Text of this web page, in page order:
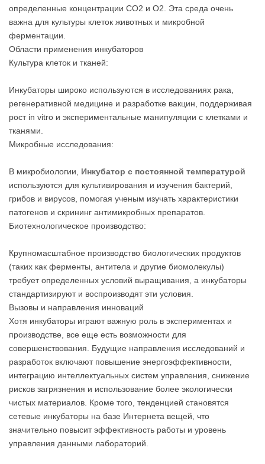
определенные концентрации CO2 и O2. Эта среда очень
важна для культуры клеток животных и микробной
ферментации.
Области применения инкубаторов
Культура клеток и тканей:
Инкубаторы широко используются в исследованиях рака,
регенеративной медицине и разработке вакцин, поддерживая
рост in vitro и экспериментальные манипуляции с клетками и
тканями.
Микробные исследования:
В микробиологии, Инкубатор с постоянной температурой
используются для культивирования и изучения бактерий,
грибов и вирусов, помогая ученым изучать характеристики
патогенов и скрининг антимикробных препаратов.
Биотехнологическое производство:
Крупномасштабное производство биологических продуктов
(таких как ферменты, антитела и другие биомолекулы)
требует определенных условий выращивания, а инкубаторы
стандартизируют и воспроизводят эти условия.
Вызовы и направления инноваций
Хотя инкубаторы играют важную роль в экспериментах и
производстве, все еще есть возможности для
совершенствования. Будущие направления исследований и
разработок включают повышение энергоэффективности,
интеграцию интеллектуальных систем управления, снижение
рисков загрязнения и использование более экологически
чистых материалов. Кроме того, тенденцией становятся
сетевые инкубаторы на базе Интернета вещей, что
значительно повысит эффективность работы и уровень
управления данными лабораторий.